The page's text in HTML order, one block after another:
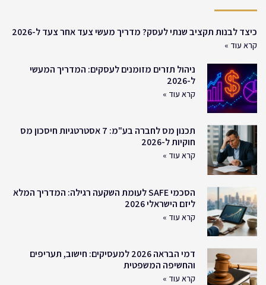
כיצד לבנות תקציב שנתי לעסק? מדריך מעשי צעד אחר צעד ל-2026
קרא עוד »
ניהול תזרים מזומנים לעסקים: המדריך המעשי
ל-2026
קרא עוד »
תכנון מס לחברה בע"מ: 7 אסטרטגיות חיסכון מס
חוקיות ל-2026
קרא עוד »
הסכמי SAFE לעומת השקעה רגילה: המדריך המלא
ליזם הישראלי 2026
קרא עוד »
דמי הבראה 2026 למעסיקים: חישוב, תעריפים
והחשיפה המשפטית
קרא עוד »